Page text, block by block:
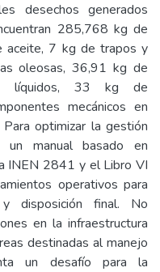
desechos generados
285,768 kg de
aceite, 7 kg de trapos y
oleosas, 36,91 kg de
líquidos, 33 kg de
mecánicos en
optimizar la gestión
manual basado en
INEN 2841 y el Libro VI
operativos para
y disposición final. No
en la infraestructura
destinadas al manejo
un desafío para la